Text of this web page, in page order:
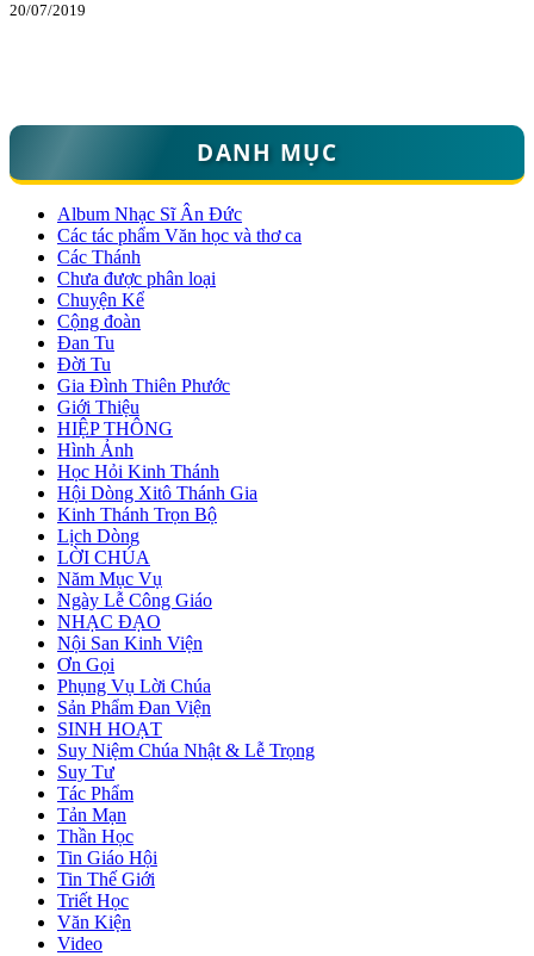
20/07/2019
DANH MỤC
Album Nhạc Sĩ Ân Đức
Các tác phẩm Văn học và thơ ca
Các Thánh
Chưa được phân loại
Chuyện Kể
Cộng đoàn
Đan Tu
Đời Tu
Gia Đình Thiên Phước
Giới Thiệu
HIỆP THÔNG
Hình Ảnh
Học Hỏi Kinh Thánh
Hội Dòng Xitô Thánh Gia
Kinh Thánh Trọn Bộ
Lịch Dòng
LỜI CHÚA
Năm Mục Vụ
Ngày Lễ Công Giáo
NHẠC ĐẠO
Nội San Kinh Viện
Ơn Gọi
Phụng Vụ Lời Chúa
Sản Phẩm Đan Viện
SINH HOẠT
Suy Niệm Chúa Nhật & Lễ Trọng
Suy Tư
Tác Phẩm
Tản Mạn
Thần Học
Tin Giáo Hội
Tin Thế Giới
Triết Học
Văn Kiện
Video